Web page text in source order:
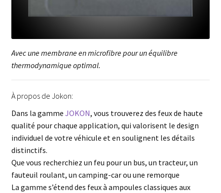
Avec une membrane en microfibre pour un équilibre
thermodynamique optimal.
À propos de Jokon:
Dans la gamme JOKON, vous trouverez des feux de haute
qualité pour chaque application, qui valorisent le design
individuel de votre véhicule et en soulignent les détails
distinctifs.
Que vous recherchiez un feu pour un bus, un tracteur, un
fauteuil roulant, un camping-car ou une remorque
La gamme s’étend des feux à ampoules classiques aux